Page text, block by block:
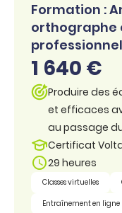
Formation :
orthographe
1 640 €
Produire des
et efficaces
au passage
Certificat
29 heures
Classes virtuelles
Entraînement en ligne